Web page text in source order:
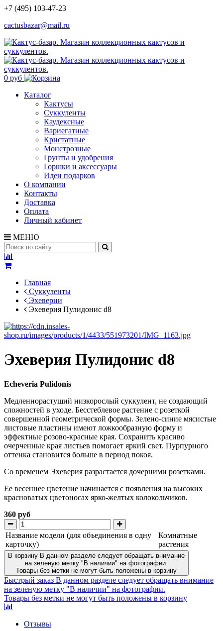
+7 (495) 103-47-23
cactusbazar@mail.ru
0 руб
Каталог
Кактусы
Суккуленты
Каудексные
Вариегатные
Кристатные
Монстрозные
Грунты и удобрения
Горшки и аксессуары
Идеи подарков
О компании
Контакты
Доставка
Оплата
Личный кабинет
МЕНЮ
Главная
Суккуленты
Эхеверии
Эхеверия Пулидонис d8
Эхеверия Пулидонис d8
Echeveria Pulidonis
Медленнорастущий низкорослый суккулент, не создающий
сложностей в уходе. Бесстеблевое растение с розеткой
совершенной геометрической формы. Зелено-синие мясистые
листовые пластины имеют ложкообразную форму и
эффектные розово-красные края. Сохранить красиво
очерченные края листьев помогает яркий свет. Пурпурного
оттенка становится больше в период покоя.
Со временем Эхеверия разрастается дочерними розетками.
Ее весеннее цветение начинается с появления на высоких
красноватых цветоносах ярко-желтых колокольчиков.
360 руб
Название модели (для объединения в одну
карточку)
Комнатные
растения
В корзину В данном разделе следует обращать внимание
на зеленую метку "В наличии" на фотографии.
Товары без метки не могут быть положены в корзину
Быстрый заказ В данном разделе следует обращать внимание
на зеленую метку "В наличии" на фотографии.
Товары без метки не могут быть положены в корзину
Отзывы